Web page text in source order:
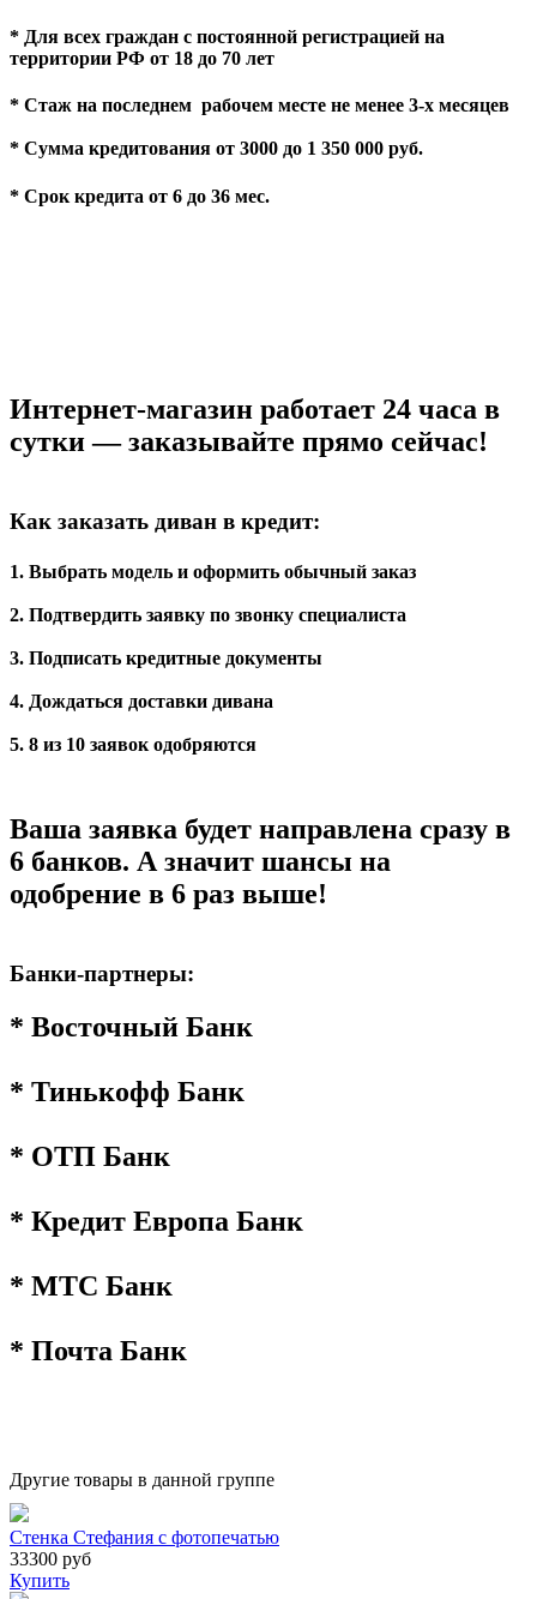
* Для всех граждан с постоянной регистрацией на
территории РФ от 18 до 70 лет
* Стаж на последнем рабочем месте не менее 3-х месяцев
* Сумма кредитования от 3000 до 1 350 000 руб.
* Срок кредита от 6 до 36 мес.
Интернет-магазин работает 24 часа в
сутки — заказывайте прямо сейчас!
Как заказать диван в кредит:
1. Выбрать модель и оформить обычный заказ
2. Подтвердить заявку по звонку специалиста
3. Подписать кредитные документы
4. Дождаться доставки дивана
5. 8 из 10 заявок одобряются
Ваша заявка будет направлена сразу в
6 банков. А значит шансы на
одобрение в 6 раз выше!
Банки-партнеры:
* Восточный Банк
* Тинькофф Банк
* ОТП Банк
* Кредит Европа Банк
* МТС Банк
* Почта Банк
Другие товары в данной группе
Стенка Стефания с фотопечатью
33300 руб
Купить